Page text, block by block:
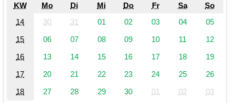
KW Mo Di Mi Do Fr Sa
So
14
30 31 01 02 03 04
05
15
06 07 08 09 10 11
12
16
13 14 15 16 17 18
19
17
20 21 22 23 24 25
26
18
27 28 29 30 01 02 03